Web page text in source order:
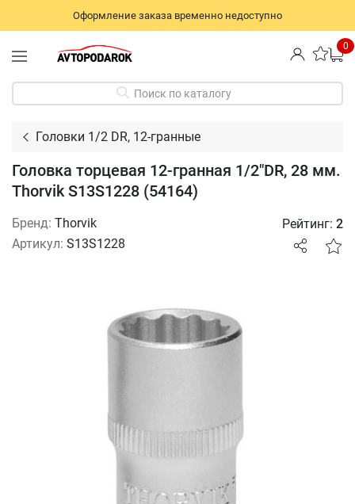
Оформление заказа временно недоступно
0
Поиск по каталогу
Головки 1/2 DR, 12-гранные
Головка торцевая 12-гранная 1/2"DR, 28 мм.
Thorvik S13S1228 (54164)
Бренд: Thorvik
Артикул: S13S1228
Рейтинг: 2